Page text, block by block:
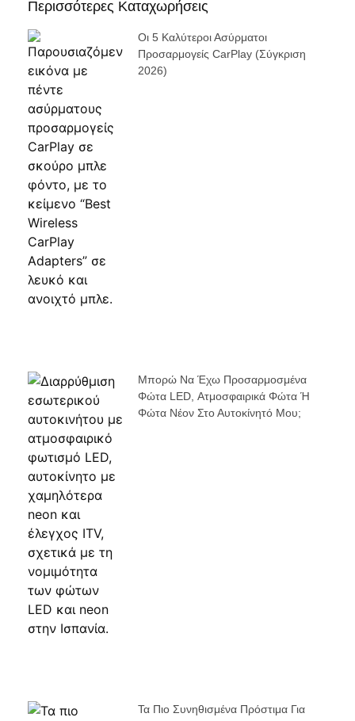
Περισσότερες Καταχωρήσεις
Οι 5 Καλύτεροι Ασύρματοι
Προσαρμογείς CarPlay (σύγκριση
2026)
Μπορώ Να Έχω Προσαρμοσμένα
Φώτα LED, Ατμοσφαιρικά Φώτα Ή
Φώτα Νέον Στο Αυτοκίνητό Μου;
Τα Πιο Συνηθισμένα Πρόστιμα Για